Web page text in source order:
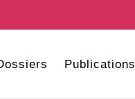
Publications